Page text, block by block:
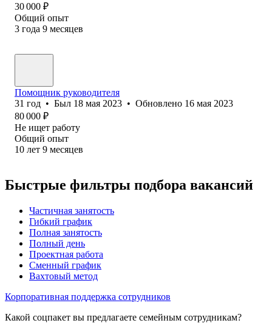
30 000 ₽
Общий опыт
3 года 9 месяцев
Помощник руководителя
31 год • Был 18 мая 2023 • Обновлено 16 мая 2023
80 000 ₽
Не ищет работу
Общий опыт
10 лет 9 месяцев
Быстрые фильтры подбора вакансий
Частичная занятость
Гибкий график
Полная занятость
Полный день
Проектная работа
Сменный график
Вахтовый метод
Корпоративная поддержка сотрудников
Какой соцпакет вы предлагаете семейным сотрудникам?